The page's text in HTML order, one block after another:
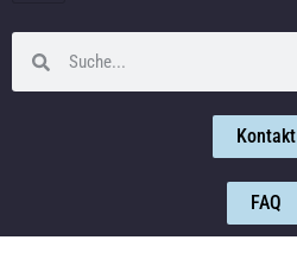
Kontakt
FAQ